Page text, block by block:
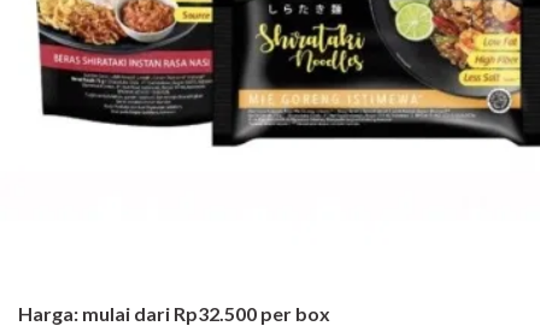
Harga: mulai dari Rp32.500 per box